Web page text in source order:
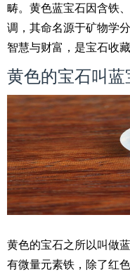
畴。黄色蓝宝石因含铁
调，其命名源于矿物学
智慧与财富，是宝石收
黄色的宝石叫蓝
黄色的宝石之所以叫做
有微量元素铁，除了红